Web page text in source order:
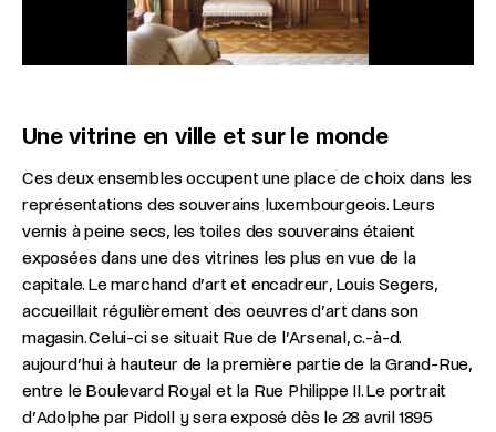
Une vitrine en ville et sur le monde
Ces deux ensembles occupent une place de choix dans les
représentations des souverains luxembourgeois. Leurs
vernis à peine secs, les toiles des souverains étaient
exposées dans une des vitrines les plus en vue de la
capitale. Le marchand d’art et encadreur, Louis Segers,
accueillait régulièrement des oeuvres d’art dans son
magasin. Celui-ci se situait Rue de l’Arsenal, c.-à-d.
aujourd’hui à hauteur de la première partie de la Grand-Rue,
entre le Boulevard Royal et la Rue Philippe II. Le portrait
d’Adolphe par Pidoll y sera exposé dès le 28 avril 1895